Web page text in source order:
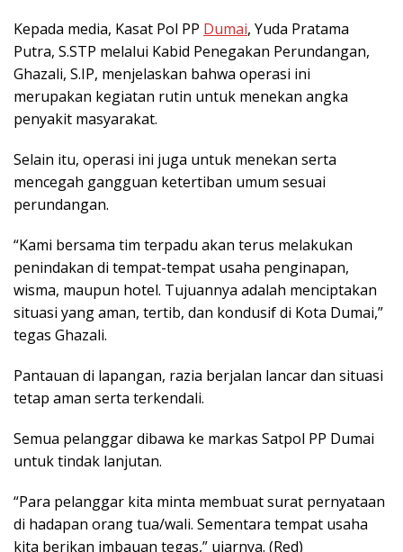
Kepada media, Kasat Pol PP Dumai, Yuda Pratama
Putra, S.STP melalui Kabid Penegakan Perundangan,
Ghazali, S.IP, menjelaskan bahwa operasi ini
merupakan kegiatan rutin untuk menekan angka
penyakit masyarakat.
Selain itu, operasi ini juga untuk menekan serta
mencegah gangguan ketertiban umum sesuai
perundangan.
“Kami bersama tim terpadu akan terus melakukan
penindakan di tempat-tempat usaha penginapan,
wisma, maupun hotel. Tujuannya adalah menciptakan
situasi yang aman, tertib, dan kondusif di Kota Dumai,”
tegas Ghazali.
Pantauan di lapangan, razia berjalan lancar dan situasi
tetap aman serta terkendali.
Semua pelanggar dibawa ke markas Satpol PP Dumai
untuk tindak lanjutan.
“Para pelanggar kita minta membuat surat pernyataan
di hadapan orang tua/wali. Sementara tempat usaha
kita berikan imbauan tegas,” ujarnya. (Red)